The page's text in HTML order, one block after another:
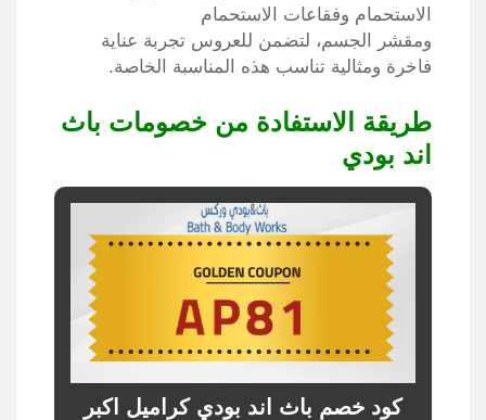
الاستحمام وفقاعات الاستحمام
ومقشر الجسم، لتضمن للعروس تجربة عناية
فاخرة ومثالية تناسب هذه المناسبة الخاصة.
طريقة الاستفادة من خصومات باث
اند بودي
كود خصم باث اند بودي كراميل اكبر